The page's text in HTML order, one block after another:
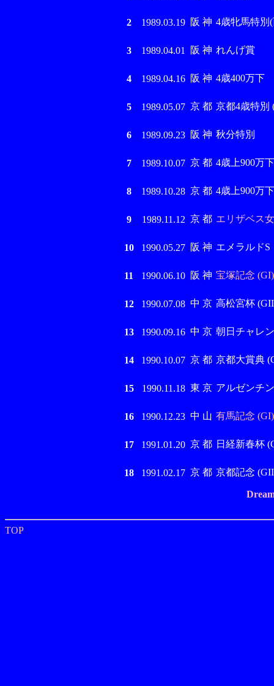
2 1989.03.19 阪 神 4歳牝馬特別
3 1989.04.01 阪 神 れんげ賞
4 1989.04.16 阪 神 4歳400万下
5 1989.05.07 京 都 京都4歳特別
6 1989.09.23 阪 神 秋分特別
7 1989.10.07 京 都 4歳上900万下
8 1989.10.28 京 都 4歳上900万下
9 1989.11.12 京 都 エリザベス
10 1990.05.27 阪 神 エメラルドS
11 1990.06.10 阪 神 宝塚記念 (GI)
12 1990.07.08 中 京 高松宮杯
13 1990.09.16 中 京 朝日チャレ
14 1990.10.07 京 都 京都大賞典
15 1990.11.18 東 京 アルゼンチ
16 1990.12.23 中 山 有馬記念 (GI)
17 1991.01.20 京 都 日経新春杯
18 1991.02.17 京 都 京都記念
TOP